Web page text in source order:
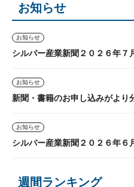
お知らせ
お知らせ
シルバー産業新聞２０２６年７
お知らせ
新聞・書籍のお申し込みがより
お知らせ
シルバー産業新聞２０２６年６
週間ランキング